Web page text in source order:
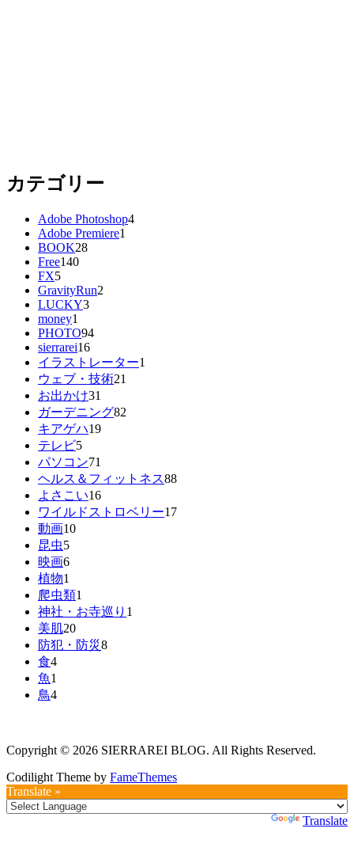
カテゴリー
Adobe Photoshop4
Adobe Premiere1
BOOK28
Free140
FX5
GravityRun2
LUCKY3
money1
PHOTO94
sierrarei16
イラストレーター1
ウェブ・技術21
お出かけ31
ガーデニング82
キアゲハ19
テレビ5
パソコン71
ヘルス＆フィットネス88
よさこい16
ワイルドストロベリー17
動画10
昆虫5
映画6
植物1
爬虫類1
神社・お寺巡り 1
美肌20
防犯・防災8
食4
魚1
鳥4
Copyright © 2026 SIERRAREI BLOG. All Rights Reserved.
Codilight Theme by FameThemes
Translate »
Translate